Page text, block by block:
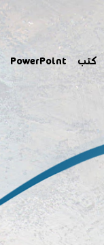
كتب PowerPoint